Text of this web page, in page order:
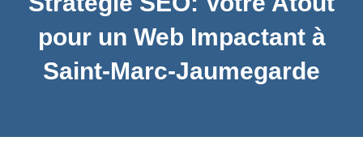
pour un Web Impactant à
Saint-Marc-Jaumegarde